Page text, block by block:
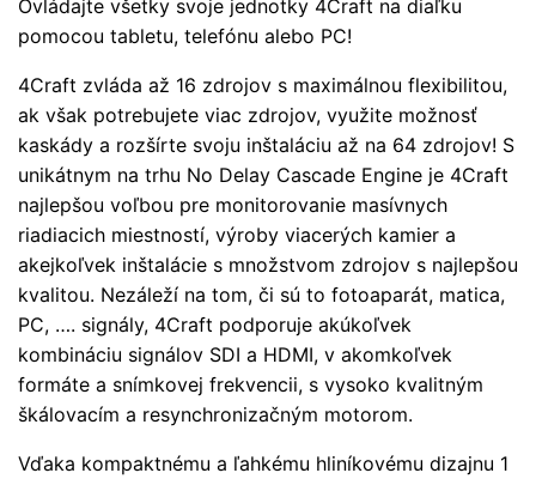
Ovládajte všetky svoje jednotky 4Craft na diaľku
pomocou tabletu, telefónu alebo PC!
4Craft zvláda až 16 zdrojov s maximálnou flexibilitou,
ak však potrebujete viac zdrojov, využite možnosť
kaskády a rozšírte svoju inštaláciu až na 64 zdrojov! S
unikátnym na trhu No Delay Cascade Engine je 4Craft
najlepšou voľbou pre monitorovanie masívnych
riadiacich miestností, výroby viacerých kamier a
akejkoľvek inštalácie s množstvom zdrojov s najlepšou
kvalitou. Nezáleží na tom, či sú to fotoaparát, matica,
PC, …. signály, 4Craft podporuje akúkoľvek
kombináciu signálov SDI a HDMI, v akomkoľvek
formáte a snímkovej frekvencii, s vysoko kvalitným
škálovacím a resynchronizačným motorom.
Vďaka kompaktnému a ľahkému hliníkovému dizajnu 1